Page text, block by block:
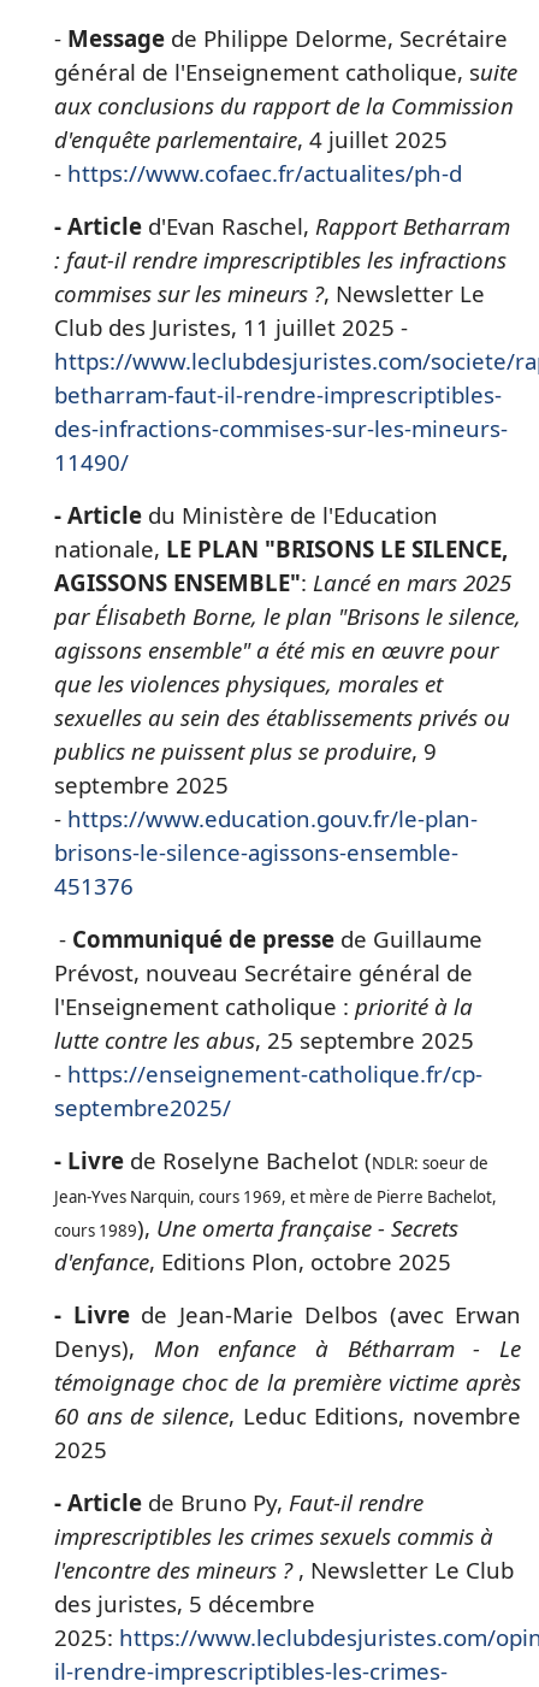
- Message de Philippe Delorme, Secrétaire
général de l'Enseignement catholique, suite
aux conclusions du rapport de la Commission
d'enquête parlementaire, 4 juillet 2025
- https://www.cofaec.fr/actualites/ph-d
- Article d'Evan Raschel, Rapport Betharram
: faut-il rendre imprescriptibles les infractions
commises sur les mineurs ?, Newsletter Le
Club des Juristes, 11 juillet 2025 -
https://www.leclubdesjuristes.com/societe/
betharram-faut-il-rendre-imprescriptibles-
des-infractions-commises-sur-les-mineurs-
11490/
- Article du Ministère de l'Education
nationale, LE PLAN "BRISONS LE SILENCE,
AGISSONS ENSEMBLE": Lancé en mars 2025
par Élisabeth Borne, le plan "Brisons le silence,
agissons ensemble" a été mis en œuvre pour
que les violences physiques, morales et
sexuelles au sein des établissements privés ou
publics ne puissent plus se produire, 9
septembre 2025
- https://www.education.gouv.fr/le-plan-
brisons-le-silence-agissons-ensemble-
451376
- Communiqué de presse de Guillaume
Prévost, nouveau Secrétaire général de
l'Enseignement catholique : priorité à la
lutte contre les abus, 25 septembre 2025
- https://enseignement-catholique.fr/cp-
septembre2025/
- Livre de Roselyne Bachelot (NDLR: soeur de
Jean-Yves Narquin, cours 1969, et mère de Pierre Bachelot,
cours 1989), Une omerta française - Secrets
d'enfance, Editions Plon, octobre 2025
- Livrede Jean-Marie Delbos (avec Erwan
Denys), Mon enfance à Bétharram - Le
témoignage choc de la première victime après
60 ans de silence, Leduc Editions, novembre
2025
- Article de Bruno Py, Faut-il rendre
imprescriptibles les crimes sexuels commis à
l'encontre des mineurs ?, Newsletter Le Club
des juristes, 5 décembre
2025: https://www.leclubdesjuristes.com/
il-rendre-imprescriptibles-les-crimes-